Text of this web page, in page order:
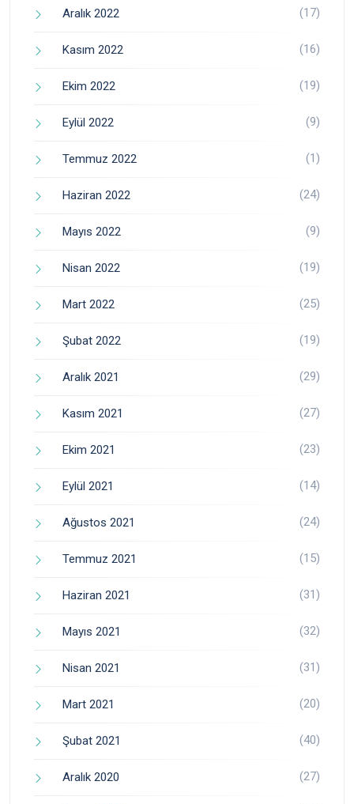
Aralık 2022 (17)
Kasım 2022 (16)
Ekim 2022 (19)
Eylül 2022 (9)
Temmuz 2022 (1)
Haziran 2022 (24)
Mayıs 2022 (9)
Nisan 2022 (19)
Mart 2022 (25)
Şubat 2022 (19)
Aralık 2021 (29)
Kasım 2021 (27)
Ekim 2021 (23)
Eylül 2021 (14)
Ağustos 2021 (24)
Temmuz 2021 (15)
Haziran 2021 (31)
Mayıs 2021 (32)
Nisan 2021 (31)
Mart 2021 (20)
Şubat 2021 (40)
Aralık 2020 (27)